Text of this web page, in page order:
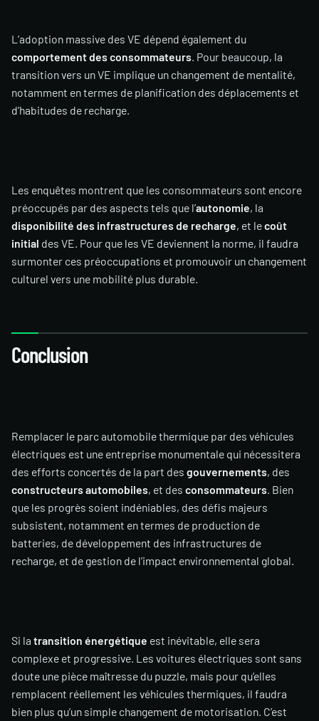
L’adoption massive des VE dépend également du
comportement des consommateurs. Pour beaucoup, la
transition vers un VE implique un changement de mentalité,
notamment en termes de planification des déplacements et
d’habitudes de recharge.
Les enquêtes montrent que les consommateurs sont encore
préoccupés par des aspects tels que l’autonomie, la
disponibilité des infrastructures de recharge, et lecoût
initial des VE. Pour que les VE deviennent la norme, il faudra
surmonter ces préoccupations et promouvoir un changement
culturel vers une mobilité plus durable.
Conclusion
Remplacer le parc automobile thermique par des véhicules
électriques est une entreprise monumentale qui nécessitera
des efforts concertés de la part des gouvernements, des
constructeurs automobiles, et des consommateurs. Bien
que les progrès soient indéniables, des défis majeurs
subsistent, notamment en termes de production de
batteries, de développement des infrastructures de
recharge, et de gestion de l’impact environnemental global.
Si la transition énergétique est inévitable, elle sera
complexe et progressive. Les voitures électriques sont sans
doute une pièce maîtresse du puzzle, mais pour qu’elles
remplacent réellement les véhicules thermiques, il faudra
bien plus qu’un simple changement de motorisation. C’est